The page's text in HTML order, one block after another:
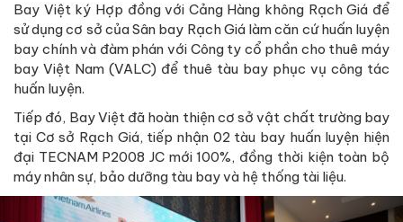
Bay Việt ký Hợp đồng với Cảng Hàng không Rạch Giá để
sử dụng cơ sở của Sân bay Rạch Giá làm căn cứ huấn luyện
bay chính và đàm phán với Công ty cổ phần cho thuê máy
bay Việt Nam (VALC) để thuê tàu bay phục vụ công tác
huấn luyện.
Tiếp đó, Bay Việt đã hoàn thiện cơ sở vật chất trường bay
tại Cơ sở Rạch Giá, tiếp nhận 02 tàu bay huấn luyện hiện
đại TECNAM P2008 JC mới 100%, đồng thời kiện toàn bộ
máy nhân sự, bảo dưỡng tàu bay và hệ thống tài liệu.